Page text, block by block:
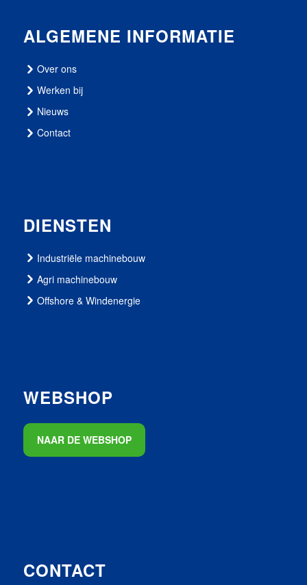
ALGEMENE INFORMATIE
Over ons
Werken bij
Nieuws
Contact
DIENSTEN
Industriële machinebouw
Agri machinebouw
Offshore & Windenergie
WEBSHOP
NAAR DE WEBSHOP
CONTACT